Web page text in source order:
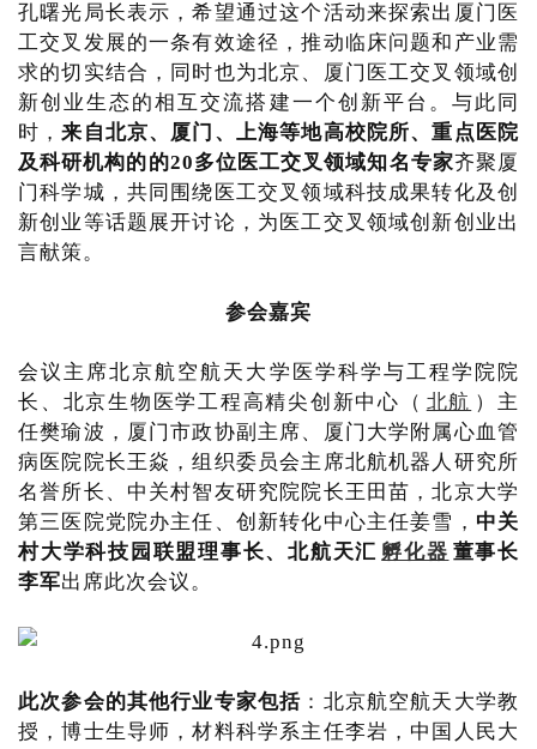
孔曙光局长表示，希望通过这个活动来探索出厦门医
工交叉发展的一条有效途径，推动临床问题和产业需
求的切实结合，同时也为北京、厦门医工交叉领域创
新创业生态的相互交流搭建一个创新平台。与此同
时，来自北京、厦门、上海等地高校院所、重点医院
及科研机构的的20多位医工交叉领域知名专家齐聚厦
门科学城，共同围绕医工交叉领域科技成果转化及创
新创业等话题展开讨论，为医工交叉领域创新创业出
言献策。
参会嘉宾
会议主席北京航空航天大学医学科学与工程学院院
长、北京生物医学工程高精尖创新中心（ 北航 ）主
任樊瑜波，厦门市政协副主席、厦门大学附属心血管
病医院院长王焱，组织委员会主席北航机器人研究所
名誉所长、中关村智友研究院院长王田苗，北京大学
第三医院党院办主任、创新转化中心主任姜雪， 中关
村大学科技园联盟理事长、北航天汇 孵化器 董事长
李军出席此次会议。
此次参会的其他行业专家包括 ：北京航空航天大学教
授，博士生导师，材料科学系主任李岩，中国人民大